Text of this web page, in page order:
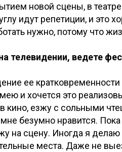
новой сцены, в
идут репетиции, и это
нужно, потому что
телевидении, ведете
ее
и хочется это
кино, езжу с сольными
безумно нравится.
на сцену. Иногда я
места. Даже не